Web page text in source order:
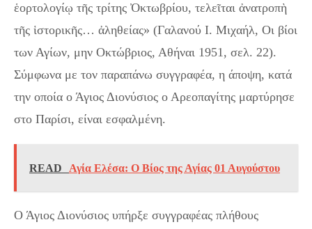
ἑορτολογίῳ τῆς τρίτης Ὀκτωβρίου, τελεῖται ἀνατροπὴ
τῆς ἱστορικῆς… ἀληθείας» (Γαλανού Ι. Μιχαήλ, Οι βίοι
των Αγίων, μην Οκτώβριος, Αθήναι 1951, σελ. 22).
Σύμφωνα με τον παραπάνω συγγραφέα, η άποψη, κατά
την οποία ο Άγιος Διονύσιος ο Αρεοπαγίτης μαρτύρησε
στο Παρίσι, είναι εσφαλμένη.
READ Αγία Ελέσα: Ο Βίος της Αγίας 01 Αυγούστου
Ο Άγιος Διονύσιος υπήρξε συγγραφέας πλήθους